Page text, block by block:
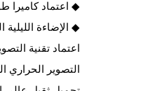
◆ اعتماد كاميرا
◆ الإضاءة الليلية
اعتماد تقنية
التصوير